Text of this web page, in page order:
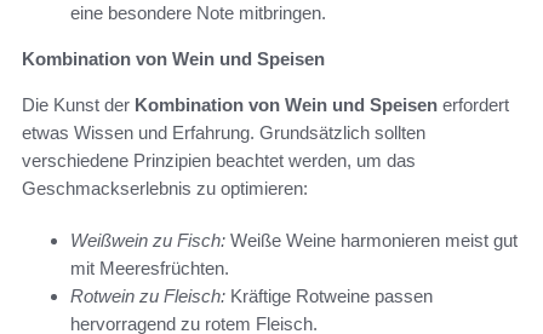
eine besondere Note mitbringen.
Kombination von Wein und Speisen
Die Kunst der Kombination von Wein und Speisen erfordert
etwas Wissen und Erfahrung. Grundsätzlich sollten
verschiedene Prinzipien beachtet werden, um das
Geschmackserlebnis zu optimieren:
Weißwein zu Fisch: Weiße Weine harmonieren meist gut
mit Meeresfrüchten.
Rotwein zu Fleisch: Kräftige Rotweine passen
hervorragend zu rotem Fleisch.